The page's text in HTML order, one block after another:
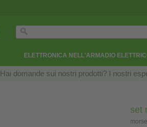
ELETTRONICA NELL'ARMADIO
Hai domande sui nostri prodotti? I nostri
set